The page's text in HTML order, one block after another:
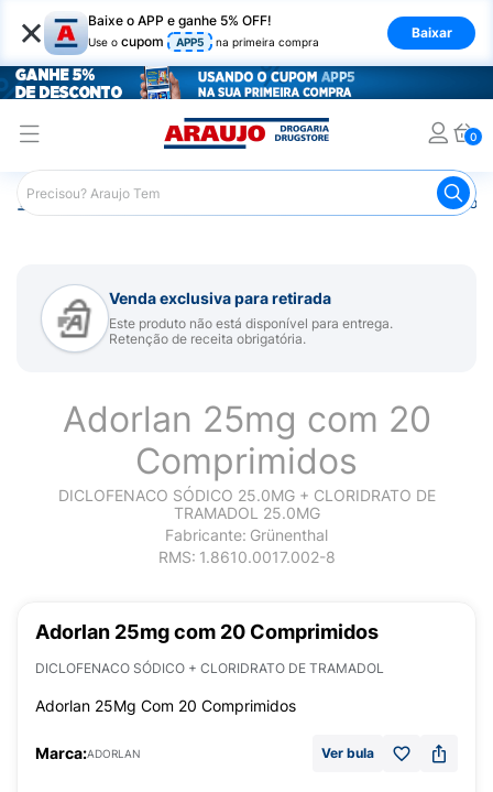
× Baixe o APP e ganhe 5% OFF!
Use o cupom APP5 na primeira compra
Baixar
0
Araujo Medicamentos Remédio
Venda exclusiva para retirada
Este produto não está disponível para entrega.
Retenção de receita obrigatória.
Adorlan 25mg com 20
Comprimidos
DICLOFENACO SÓDICO 25.0MG + CLORIDRATO DE
TRAMADOL 25.0MG
Fabricante: Grünenthal
RMS: 1.8610.0017.002-8
Adorlan 25mg com 20 Comprimidos
DICLOFENACO SÓDICO + CLORIDRATO DE TRAMADOL
Adorlan 25Mg Com 20 Comprimidos
Marca:ADORLAN Ver bula